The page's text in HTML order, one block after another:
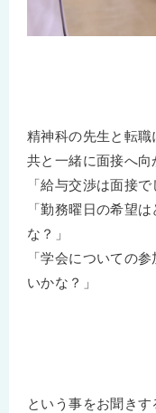
精神科の先生と転
共と一緒に面接へ向
「給与交渉は面接
「勤務曜日の希望
な？」
「学会についての
いかな？」
という事をお聞きす